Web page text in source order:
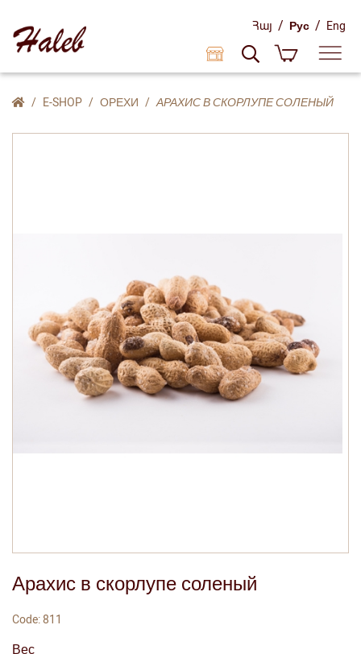
Հայ / Рус / Eng
E-SHOP ОРЕХИ АРАХИС В СКОРЛУПЕ СОЛЕНЫЙ
Арахис в скорлупе соленый
Code: 811
Вес